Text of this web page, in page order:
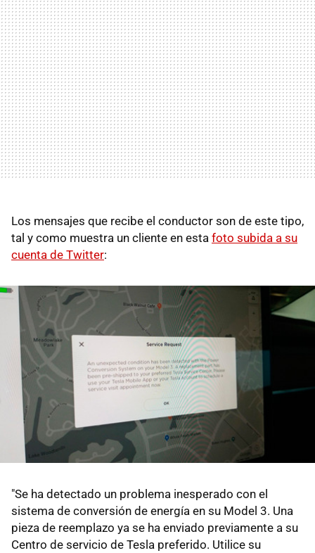
Los mensajes que recibe el conductor son de este tipo,
tal y como muestra un cliente en esta foto subida a su
cuenta de Twitter:
"Se ha detectado un problema inesperado con el
sistema de conversión de energía en su Model 3. Una
pieza de reemplazo ya se ha enviado previamente a su
Centro de servicio de Tesla preferido. Utilice su